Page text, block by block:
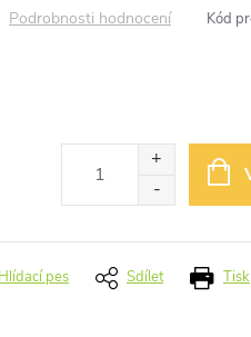
Podrobnosti hodnocení Kód
Tisk
Hlídací pes Sdílet